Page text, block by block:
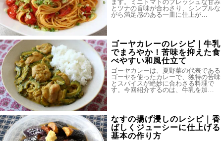
ます。ミニトマトのフレッシュな甘み
とツナの旨味が合わさり、シンプルな
がら満足感のある一皿に仕上が…
ゴーヤカレーのレシピ｜牛乳
でまろやか！苦味を抑えた食
べやすい和風仕立て
ゴーヤカレーは、夏野菜の代表である
ゴーヤを使ったカレーで、独特の苦味
とスパイスが絶妙に合わさる料理で
す。今回紹介するのは、牛乳を加…
なすの揚げ浸しのレシピ｜香
ばしくジューシーに仕上げる
基本の作り方